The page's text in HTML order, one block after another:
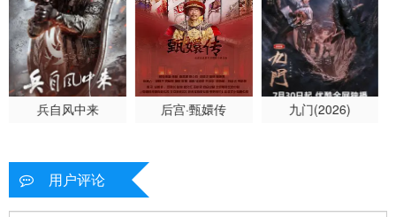
兵自风中来 后宫·甄嬛传 九门(2026)
用户评论